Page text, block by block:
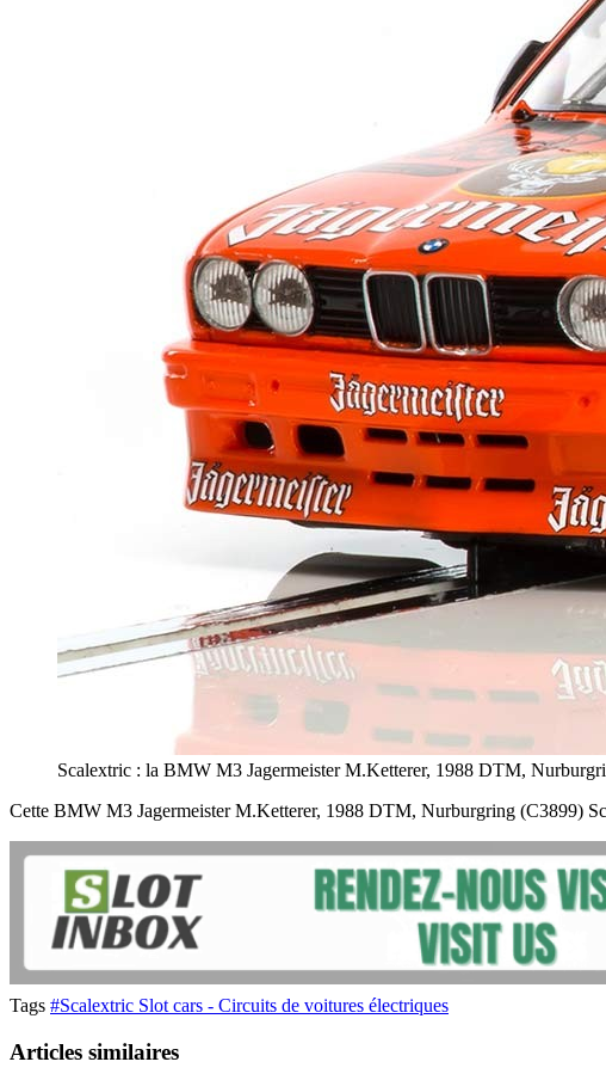
Scalextric : la BMW M3 Jagermeister M.Ketterer, 1988 DTM,
Cette BMW M3 Jagermeister M.Ketterer, 1988 DTM, Nurburgring (C3899)
Tags #Scalextric Slot cars - Circuits de voitures électriques
Articles similaires